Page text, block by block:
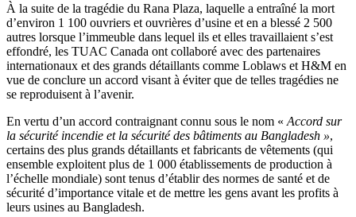
À la suite de la tragédie du Rana Plaza, laquelle a entraîné la mort
d’environ 1 100 ouvriers et ouvrières d’usine et en a blessé 2 500
autres lorsque l’immeuble dans lequel ils et elles travaillaient s’est
effondré, les TUAC Canada ont collaboré avec des partenaires
internationaux et des grands détaillants comme Loblaws et H&M en
vue de conclure un accord visant à éviter que de telles tragédies ne
se reproduisent à l’avenir.
En vertu d’un accord contraignant connu sous le nom « Accord sur
la sécurité incendie et la sécurité des bâtiments au Bangladesh »,
certains des plus grands détaillants et fabricants de vêtements (qui
ensemble exploitent plus de 1 000 établissements de production à
l’échelle mondiale) sont tenus d’établir des normes de santé et de
sécurité d’importance vitale et de mettre les gens avant les profits à
leurs usines au Bangladesh.